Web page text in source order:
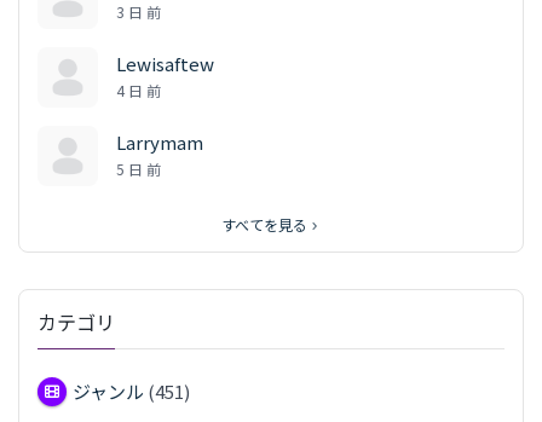
3 日 前
Lewisaftew
4 日 前
Larrymam
5 日 前
すべてを見る
カテゴリ
ジャンル (451)